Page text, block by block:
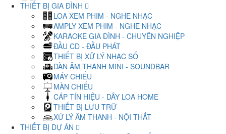
THIẾT BỊ GIA ĐÌNH
LOA XEM PHIM - NGHE NHẠC
AMPLY XEM PHIM - NGHE NHẠC
KARAOKE GIA ĐÌNH - CHUYÊN NGHIỆP
ĐẦU CD - ĐẦU PHÁT
THIẾT BỊ XỬ LÝ NHẠC SỐ
DÀN ÂM THANH MINI - SOUNDBAR
MÁY CHIẾU
MÀN CHIẾU
CÁP TÍN HIỆU - DÂY LOA HOME
THIẾT BỊ LƯU TRỮ
XỬ LÝ ÂM THANH - NỘI THẤT
THIẾT BỊ DỰ ÁN